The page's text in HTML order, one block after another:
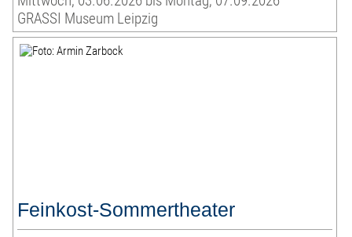
GRASSI Museum Leipzig
Feinkost-Sommertheater